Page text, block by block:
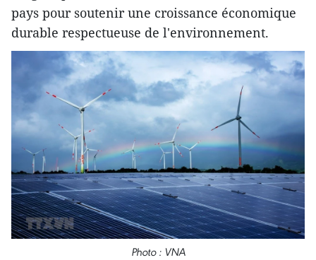
pays pour soutenir une croissance économique
durable respectueuse de l'environnement.
Photo : VNA